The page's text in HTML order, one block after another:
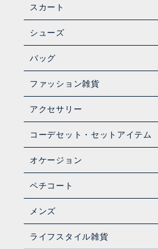
スカート
シューズ
バッグ
ファッション雑貨
アクセサリー
コーデセット・セットアイテム
オケージョン
ペチコート
メンズ
ライフスタイル雑貨